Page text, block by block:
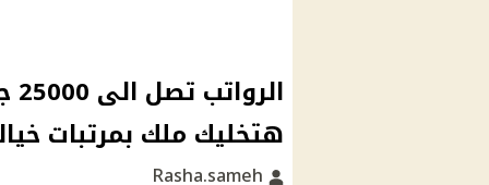
هتخليك ملك بمرتبات